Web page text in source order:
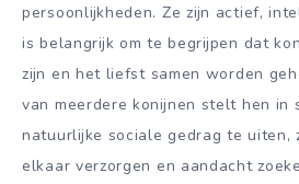
persoonlijkheden. Ze zijn actief,
is belangrijk om te begrijpen dat
zijn en het liefst samen worden
van meerdere konijnen stelt hen in
natuurlijke sociale gedrag te uiten,
elkaar verzorgen en aandacht